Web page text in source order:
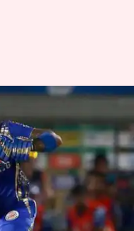
के इस
20 टूर्नामेंट